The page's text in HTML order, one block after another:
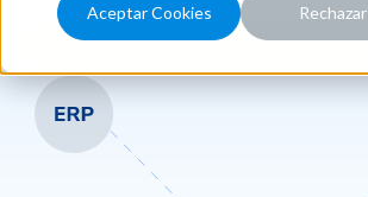
Aceptar Cookies Rechazar
Quiero ser partner